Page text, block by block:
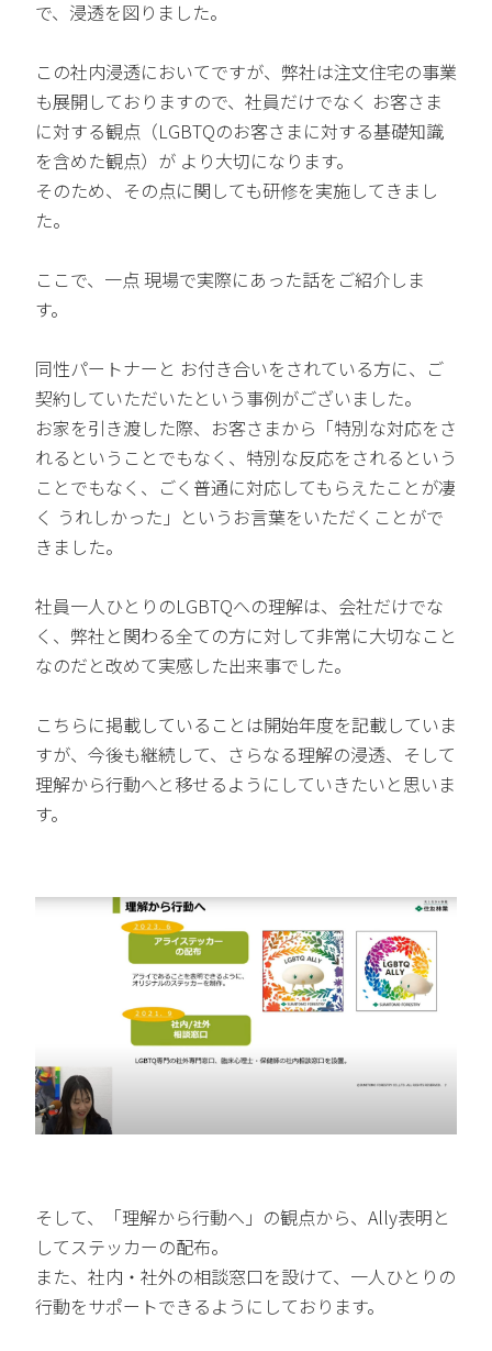
で、浸透を図りました。
この社内浸透においてですが、弊社は注文住宅の事業
も展開しておりますので、社員だけでなく お客さま
に対する観点（LGBTQのお客さまに対する基礎知識
を含めた観点）が より大切になります。
そのため、その点に関しても研修を実施してきまし
た。
ここで、一点 現場で実際にあった話をご紹介しま
す。
同性パートナーと お付き合いをされている方に、ご
契約していただいたという事例がございました。
お家を引き渡した際、お客さまから「特別な対応をさ
れるということでもなく、特別な反応をされるという
ことでもなく、ごく普通に対応してもらえたことが凄
く うれしかった」というお言葉をいただくことがで
きました。
社員一人ひとりのLGBTQへの理解は、会社だけでな
く、弊社と関わる全ての方に対して非常に大切なこと
なのだと改めて実感した出来事でした。
こちらに掲載していることは開始年度を記載していま
すが、今後も継続して、さらなる理解の浸透、そして
理解から行動へと移せるようにしていきたいと思いま
す。
そして、「理解から行動へ」の観点から、Ally表明と
してステッカーの配布。
また、社内・社外の相談窓口を設けて、一人ひとりの
行動をサポートできるようにしております。